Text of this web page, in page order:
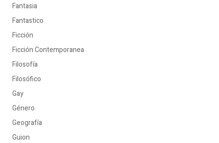
Fantasia
Fantastico
Ficción
Ficción Contemporanea
Filosofía
Filosófico
Gay
Género
Geografía
Guion